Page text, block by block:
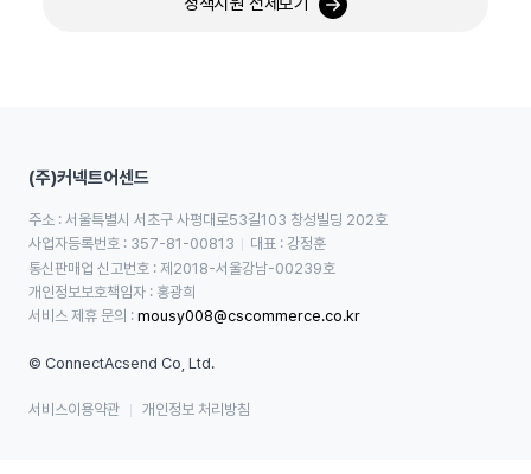
(주)커넥트어센드
주소 : 서울특별시 서초구 사평대로53길103 창성빌딩 202호
사업자등록번호 : 357-81-00813
대표 : 강정훈
통신판매업 신고번호 : 제2018-서울강남-00239호
개인정보보호책임자 : 홍광희
서비스 제휴 문의 : mousy008@cscommerce.co.kr
© ConnectAcsend Co, Ltd.
서비스이용약관 개인정보 처리방침